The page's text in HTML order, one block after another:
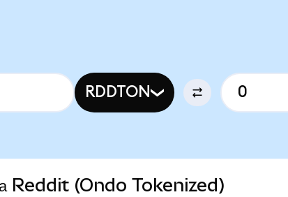
RDDTON
Reddit (Ondo Tokenized)